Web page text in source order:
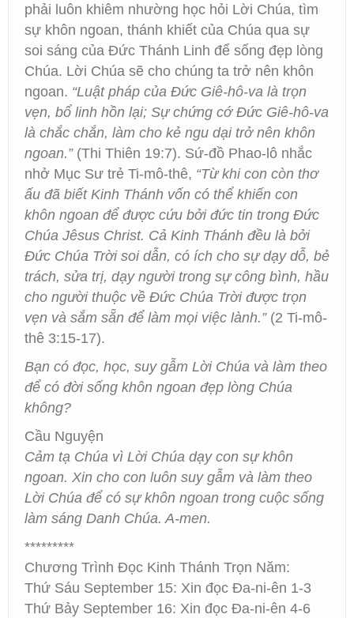
phải luôn khiêm nhường học hỏi Lời Chúa, tìm
sự khôn ngoan, thánh khiết của Chúa qua sự
soi sáng của Đức Thánh Linh để sống đẹp lòng
Chúa. Lời Chúa sẽ cho chúng ta trở nên khôn
ngoan. “Luật pháp của Đức Giê-hô-va là trọn
vẹn, bổ linh hồn lại; Sự chứng cớ Đức Giê-hô-va
là chắc chắn, làm cho kẻ ngu dại trở nên khôn
ngoan.”(Thi Thiên 19:7). Sứ-đồ Phao-lô nhắc
nhở Mục Sư trẻ Ti-mô-thê, “Từ khi con còn thơ
ấu đã biết Kinh Thánh vốn có thể khiến con
khôn ngoan để được cứu bởi đức tin trong Đức
Chúa Jêsus Christ. Cả Kinh Thánh đều là bởi
Đức Chúa Trời soi dẫn, có ích cho sự dạy dỗ, bẻ
trách, sửa trị, dạy người trong sự công bình, hầu
cho người thuộc về Đức Chúa Trời được trọn
vẹn và sắm sẵn để làm mọi việc lành.” (2 Ti-mô-
thê 3:15-17).
Bạn có đọc, học, suy gẫm Lời Chúa và làm theo
để có đời sống khôn ngoan đẹp lòng Chúa
không?
Cầu Nguyện
Cảm tạ Chúa vì Lời Chúa dạy con sự khôn
ngoan. Xin cho con luôn suy gẫm và làm theo
Lời Chúa để có sự khôn ngoan trong cuộc sống
làm sáng Danh Chúa. A-men.
*********
Chương Trình Đọc Kinh Thánh Trọn Năm:
Thứ Sáu September 15: Xin đọc Đa-ni-ên 1-3
Thứ Bảy September 16: Xin đọc Đa-ni-ên 4-6